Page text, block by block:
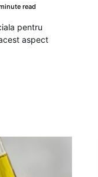
read
pentru
aspect